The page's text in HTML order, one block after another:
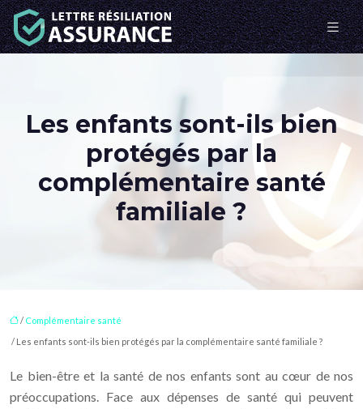
Les enfants sont-ils bien
protégés par la
complémentaire santé
familiale ?
/ Complémentaire santé
/ Les enfants sont-ils bien protégés par la complémentaire santé familiale ?
Le bien-être et la santé de nos enfants sont au cœur de nos
préoccupations. Face aux dépenses de santé qui peuvent